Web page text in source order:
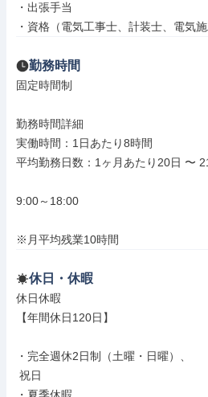
・出張手当
・資格（電気工事士、計装士、電気
勤務時間
固定時間制
勤務時間詳細
実働時間：1日あたり8時間
平均勤務日数：1ヶ月あたり20日 〜
9:00～18:00
※月平均残業10時間
休日・休暇
休日休暇
【年間休日120日】
・完全週休2日制（土曜・日曜）、